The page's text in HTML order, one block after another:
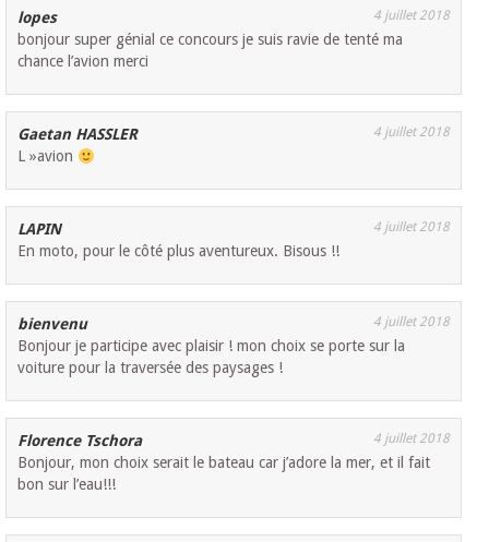
lopes 4 juillet 2018
bonjour super génial ce concours je suis ravie de tenté ma
chance l’avion merci
Gaetan HASSLER 4 juillet 2018
L »avion
LAPIN 4 juillet 2018
En moto, pour le côté plus aventureux. Bisous !!
bienvenu 4 juillet 2018
Bonjour je participe avec plaisir ! mon choix se porte sur la
voiture pour la traversée des paysages !
Florence Tschora 4 juillet 2018
Bonjour, mon choix serait le bateau car j’adore la mer, et il fait
bon sur l’eau!!!